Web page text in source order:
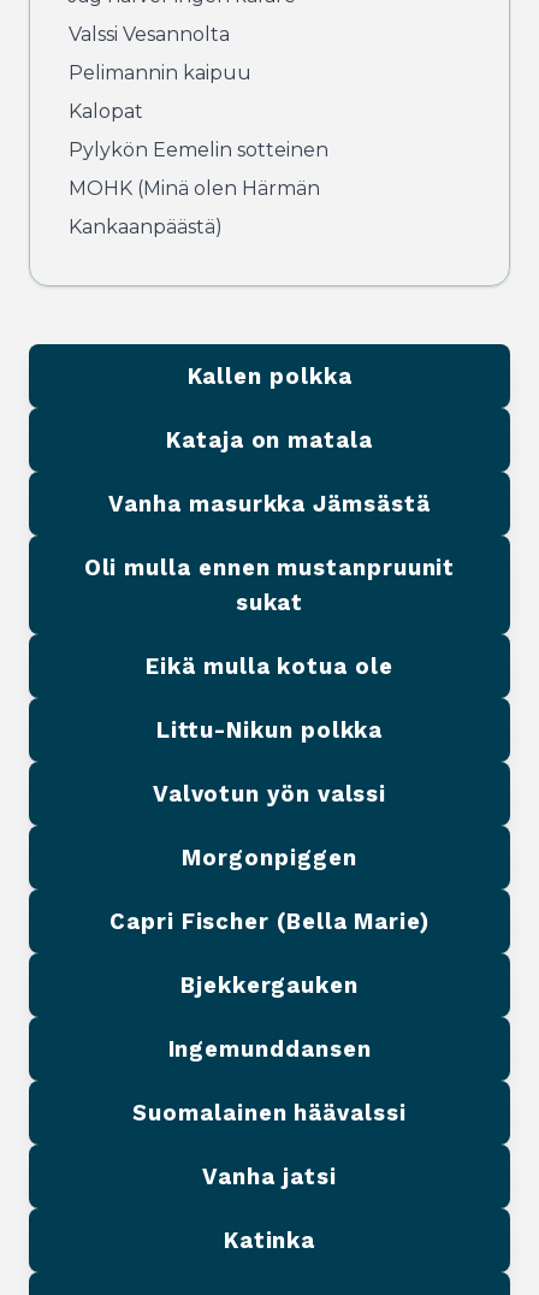
Valssi Vesannolta
Pelimannin kaipuu
Kalopat
Pylykön Eemelin sotteinen
MOHK (Minä olen Härmän
Kankaanpäästä)
Kallen polkka
Kataja on matala
Vanha masurkka Jämsästä
Oli mulla ennen mustanpruunit
sukat
Eikä mulla kotua ole
Littu-Nikun polkka
Valvotun yön valssi
Morgonpiggen
Capri Fischer (Bella Marie)
Bjekkergauken
Ingemunddansen
Suomalainen häävalssi
Vanha jatsi
Katinka